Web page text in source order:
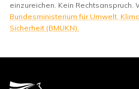
einzureichen. Kein Rechtsanspruch.
Bundesministerium für Umwelt,
Sicherheit (BMUKN).